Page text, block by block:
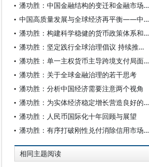
潘功胜：中国金融结构的变迁和金融市场现代化——在2026陆家嘴论坛上的主题演讲
中国高质量发展与全球经济再平衡——中国人民银行行长潘功胜在2026中国发展高层论坛上的主题演讲
潘功胜：构建科学稳健的货币政策体系和覆盖全面的宏观审慎管理体系
潘功胜：坚定践行全球治理倡议 持续推进全球金融治理改革完善
潘功胜：单一主权货币主导跨境支付局面正在改变
潘功胜：关于全球金融治理的若干思考
潘功胜：分析中国经济需要注意两个视角
潘功胜：为实体经济稳定增长营造良好的货币金融环境
潘功胜：人民币国际化十年回顾与展望
潘功胜：有序打破刚性兑付消除信用市场定价扭曲
相同主题阅读